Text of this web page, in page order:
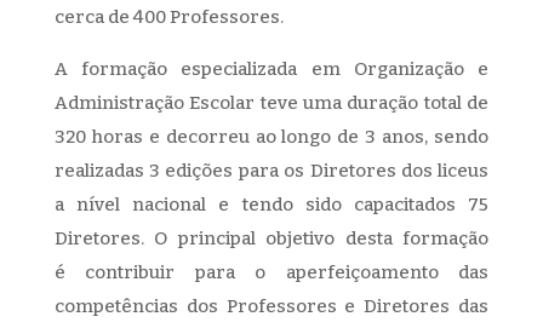
cerca de 400 Professores.
A formação especializada em Organização e
Administração Escolar teve uma duração total de
320 horas e decorreu ao longo de 3 anos, sendo
realizadas 3 edições para os Diretores dos liceus
a nível nacional e tendo sido capacitados 75
Diretores. O principal objetivo desta formação
é contribuir para o aperfeiçoamento das
competências dos Professores e Diretores das